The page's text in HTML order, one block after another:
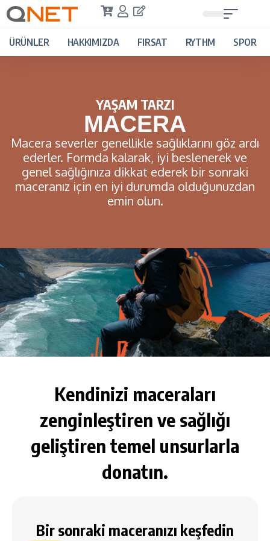
ÜRÜNLER HAKKIMIZDA FIRSAT RYTHM SPOR
YAŞAM TARZI
MACERA
Macera severler genellikle sağlıklarını göz ardı
ederler. Formda kalarak, iyi beslenerek ve
genel sağlığınıza dikkat ederek bir sonraki
maceranız için en iyi durumda olduğunuzdan
emin olun.
Kendinizi maceraları
zenginleştiren ve sağlığı
geliştiren temel unsurlarla
donatın.
Bir sonraki maceranızı keşfedin